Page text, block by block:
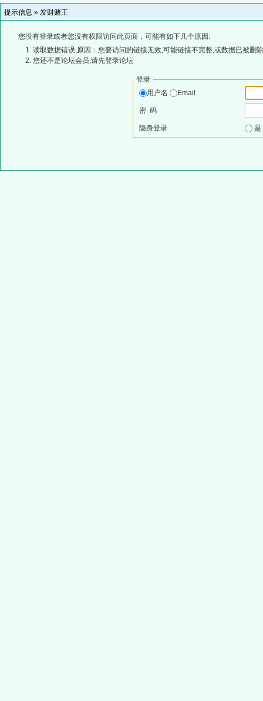
提示信息 » 发财赌王
您没有登录或者您没有权限访问此页面，可能有如下几个原因:
读取数据错误,原因：您要访问的链接无效,可能链接不完整,或数据已被删
您还不是论坛会员,请先登录论坛
登录
用户名
Email
密 码
隐身登录